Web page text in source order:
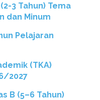
3 Tahun) Tema
dan Minum
Pelajaran
(TKA)
2027
B (5–6 Tahun)